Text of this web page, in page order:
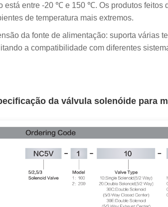
está entre -20 ℃ e 150 ℃. Os produtos feitos
de temperatura mais extremos.
da fonte de alimentação: suporta várias
a compatibilidade com diferentes
da válvula solenóide para